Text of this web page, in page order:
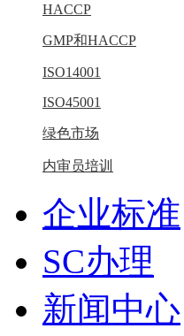
HACCP
GMP和HACCP
ISO14001
ISO45001
绿色市场
内审员培训
企业标准
SC办理
新闻中心